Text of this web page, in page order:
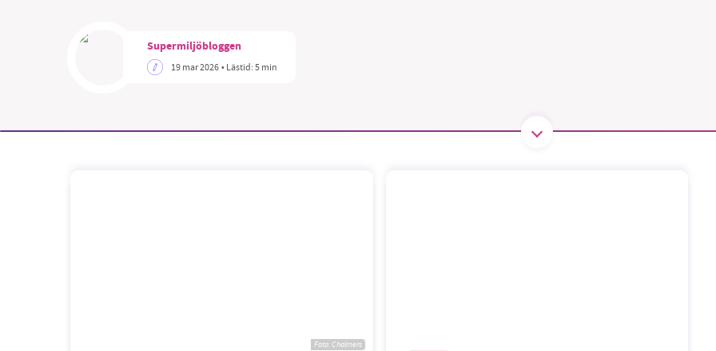
Supermiljöbloggen
19 mar 2026• Lästid:5 min
Foto: Chalmers
och vi hoppas att du vill hjälpa oss.